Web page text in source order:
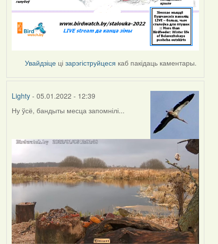
Увайдзіце цізарэгіструйцеся каб пакідаць каментары.
Lighty- 05.01.2022 - 12:39
Ну ўсё, бандыты месца запомнілі...